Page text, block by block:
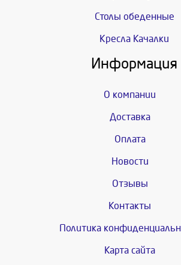
Столы обеденные
Кресла Качалки
Информация
О компании
Доставка
Оплата
Новости
Отзывы
Контакты
Политика
Карта сайта